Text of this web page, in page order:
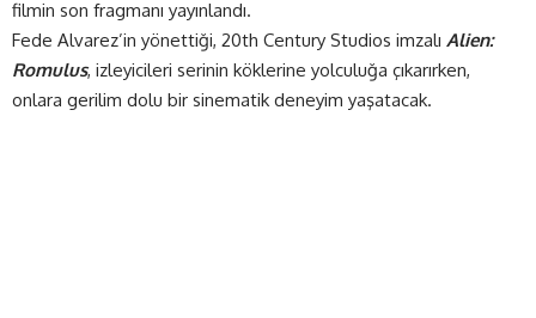
filmin son fragmanı yayınlandı.
Fede Alvarez’in yönettiği, 20th Century Studios imzalı Alien:
Romulus, izleyicileri serinin köklerine yolculuğa çıkarırken,
onlara gerilim dolu bir sinematik deneyim yaşatacak.